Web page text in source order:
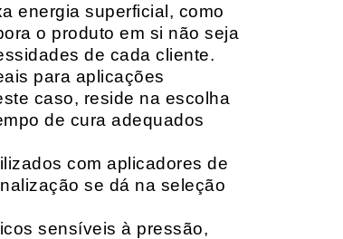
energia superficial, como
o produto em si não seja
de cada cliente.
para aplicações
caso, reside na escolha
de cura adequados
com aplicadores de
se dá na seleção
sensíveis à pressão,